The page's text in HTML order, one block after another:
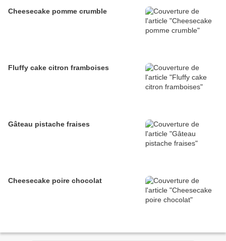
Cheesecake pomme crumble
Fluffy cake citron framboises
Gâteau pistache fraises
Cheesecake poire chocolat